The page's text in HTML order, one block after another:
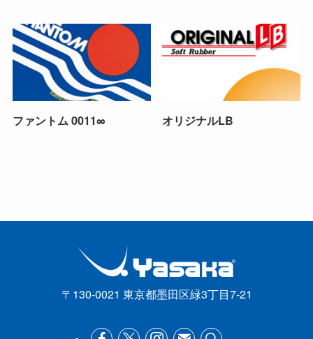
ファントム 0011∞ オリジナルLB
〒130-0021 東京都墨田区緑3丁目7-21